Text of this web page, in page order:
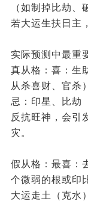
（如制掉比劫
若大运生扶日主
实际预测中最重
真从格：喜：生
从杀喜财、官杀
忌：印星、比劫
反抗旺神，会引
灾。
假从格：最喜：
个微弱的根或印
大运走土（克水